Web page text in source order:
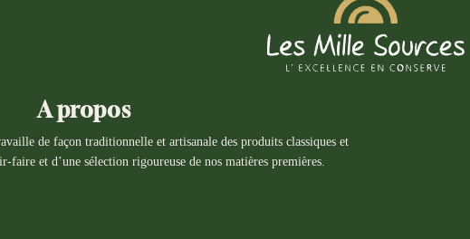
A propos
de façon traditionnelle et artisanale des produits classiques et
et d’une sélection rigoureuse de nos matières premières.